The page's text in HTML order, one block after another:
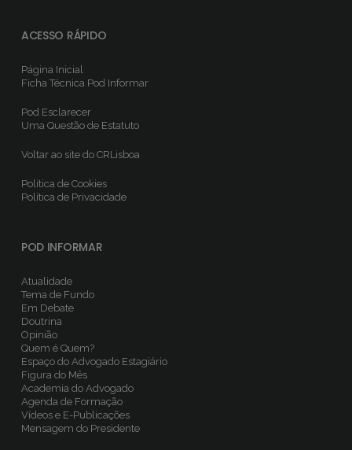
ACESSO RÁPIDO
Página Inicial
Ficha Técnica Pod Informar
Pod Esclarecer
Uma Questão de Estatuto
Voltar ao site do CRLisboa
Política de Cookies
Política de Privacidade
POD INFORMAR
Atualidade
Tema de Fundo
Em Debate
Doutrina
Opinião
Quem é Quem?
Espaço do Advogado Estagiário
Figura do Mês
Academia do Advogado
Agenda de Formação
Vídeos e E-Publicações
Mensagem do Presidente